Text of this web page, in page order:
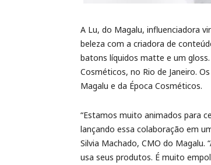
A Lu, do Magalu, influenciadora
beleza com a criadora de
batons líquidos matte e um
Cosméticos, no Rio de Janeiro.
Magalu e da Época Cosméticos.
“Estamos muito animados para
lançando essa colaboração em
Silvia Machado, CMO do Magalu.
usa seus produtos. É muito